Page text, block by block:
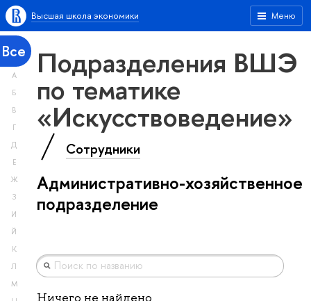
Меню
Высшая школа экономики
Все
А
Б
В
Г
Д
Е
Ж
З
И
Й
К
Л
М
Подразделения ВШЭ
по тематике
«Искусствоведение»
Сотрудники
Административно-хозяйственное
подразделение
Ничего не найдено